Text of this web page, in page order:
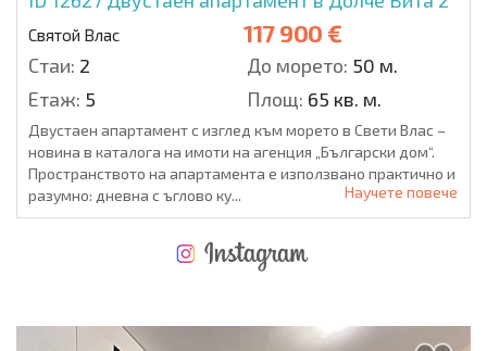
Святой Влас 117 900 €
Стаи: 2 До морето: 50 м.
Етаж: 5 Площ: 65 кв. м.
Двустаен апартамент с изглед към морето в Свети Влас –
новина в каталога на имоти на агенция „Български дом“.
Пространството на апартамента е използвано практично и
разумно: дневна с ъглово ку...
Научете повече